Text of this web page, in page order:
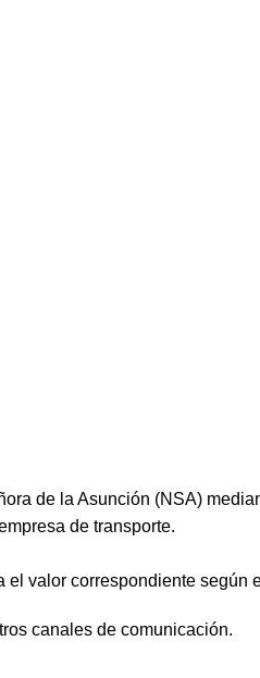
de la Asunción (NSA)
de transporte.
valor correspondiente según
canales de comunicación.